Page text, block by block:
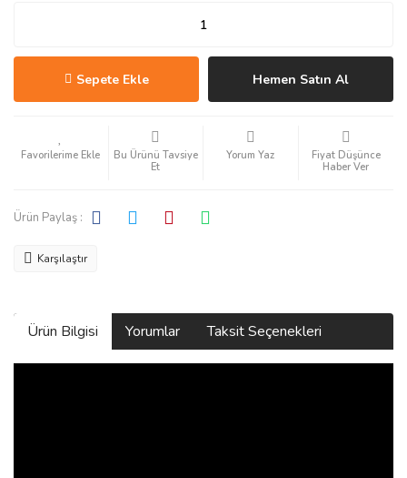
Sepete Ekle Hemen Satın Al
Bu Ürünü Tavsiye
Et
Yorum Yaz
Fiyat Düşünce
Haber Ver
Ürün Paylaş :
Karşılaştır
Ürün Bilgisi Yorumlar Taksit Seçenekleri